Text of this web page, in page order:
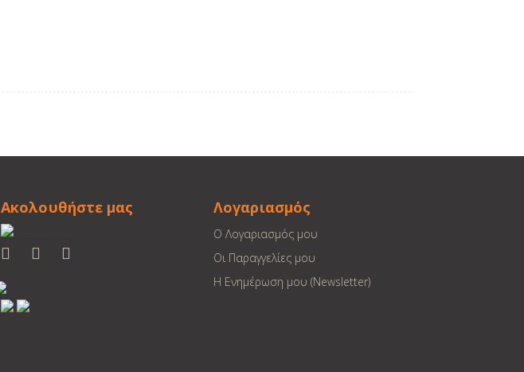
Ακολουθήστε μας Λογαριασμός
Ο Λογαριασμός μου
Οι Παραγγελίες μου
Η Ενημέρωση μου (Newsletter)